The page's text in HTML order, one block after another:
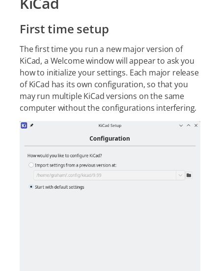
First time setup
The first time you run a new major version of
KiCad, a Welcome window will appear to ask you
how to initialize your settings. Each major release
of KiCad has its own configuration, so that you
may run multiple KiCad versions on the same
computer without the configurations interfering.